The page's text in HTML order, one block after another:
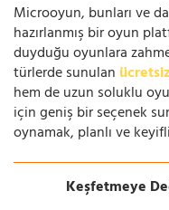
Microoyun, bunları ve
hazırlanmış bir oyun
duyduğu oyunlara
türlerde sunulan
hem de uzun soluklu
için geniş bir seçenek
oynamak, planlı ve
Keşfetmeye